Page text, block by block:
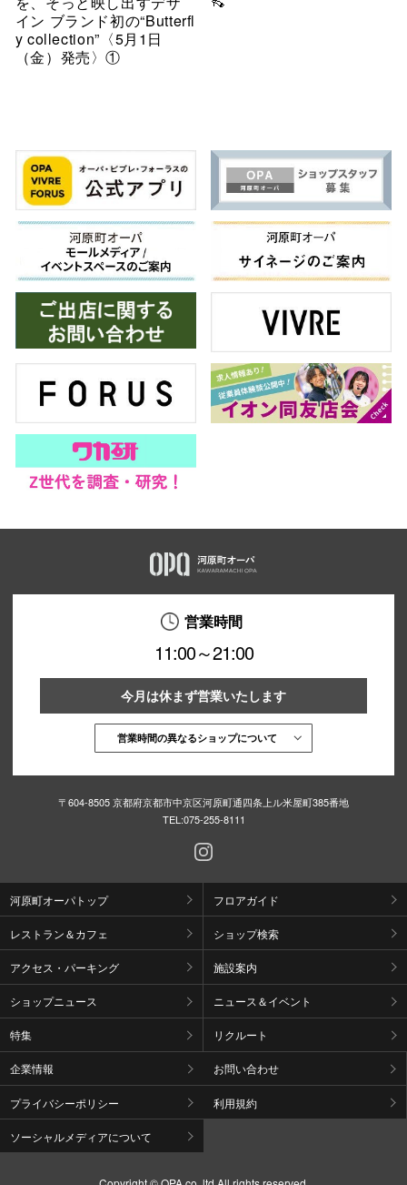
イン ブランド初の“Butterfl
y collection”〈5月1日
（金）発売〉①
営業時間
11:00～21:00
今月は休まず営業いたします
営業時間の異なるショップについて
〒604-8505 京都府京都市中京区河原町通四条上ル米屋町385番地
TEL:075-255-8111
河原町オーパトップ フロアガイド
レストラン＆カフェ ショップ検索
アクセス・パーキング 施設案内
ショップニュース ニュース＆イベント
特集 リクルート
企業情報 お問い合わせ
プライバシーポリシー 利用規約
ソーシャルメディアについて